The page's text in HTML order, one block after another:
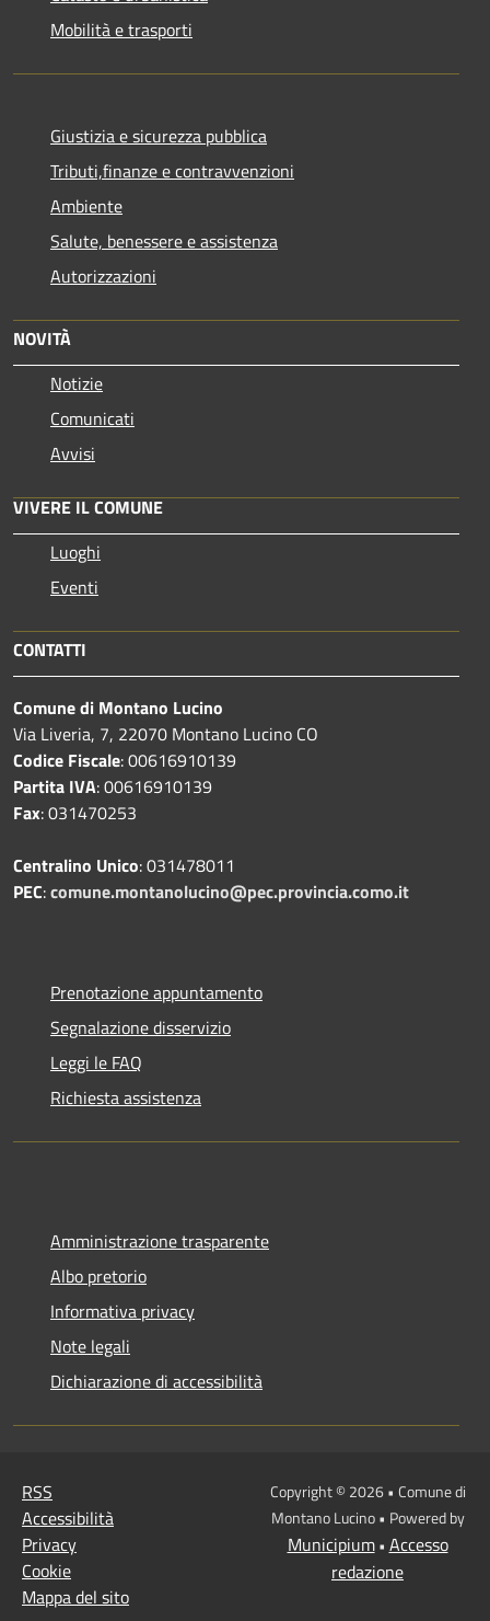
Mobilità e trasporti
Giustizia e sicurezza pubblica
Tributi,finanze e contravvenzioni
Ambiente
Salute, benessere e assistenza
Autorizzazioni
NOVITÀ
Notizie
Comunicati
Avvisi
VIVERE IL COMUNE
Luoghi
Eventi
CONTATTI
Comune di Montano Lucino
Via Liveria, 7, 22070 Montano Lucino CO
Codice Fiscale: 00616910139
Partita IVA: 00616910139
Fax: 031470253
Centralino Unico: 031478011
PEC:comune.montanolucino@pec.provincia.como.it
Prenotazione appuntamento
Segnalazione disservizio
Leggi le FAQ
Richiesta assistenza
Amministrazione trasparente
Albo pretorio
Informativa privacy
Note legali
Dichiarazione di accessibilità
RSS
Accessibilità
Privacy
Cookie
Mappa del sito
Copyright © 2026 • Comune di
Montano Lucino • Powered by
Municipium• Accesso
redazione